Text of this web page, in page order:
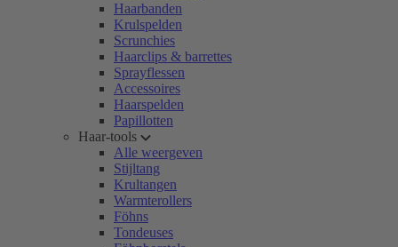
Haarbanden
Krulspelden
Scrunchies
Haarclips & barrettes
Sprayflessen
Accessoires
Haarspelden
Papillotten
Haar-tools
Alle weergeven
Stijltang
Krultangen
Warmterollers
Föhns
Tondeuses